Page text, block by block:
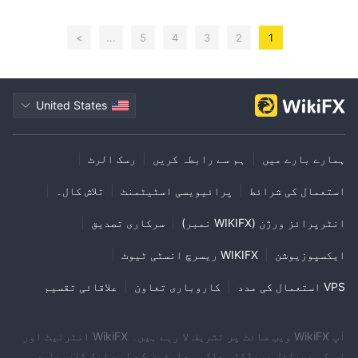
1
2
3
4
5
...
>
United States
ہمارے بارے میں ہم سے رابطہ کریں رسک الرٹ
استعمال کی شرائط پرائیویسی اسٹیٹمنٹ تلاش کال۔
انٹرپرائز ورژن (WIKIFX نمبر) سرکاری تصدیق
ایکسپوزیوشن WIKIFX ریسرچ انسٹی ٹیوٹ
VPS استعمال کی مدد کاروباری تعاون علاقائی تقسیم
آپ WikiFX ویب سائٹ پر تشریف لا رہے ہیں۔ WikiFX انٹرنیٹ اور
اس کی موبائل پروڈکٹس عالمی صارفین کے لیے ایک کاروباری